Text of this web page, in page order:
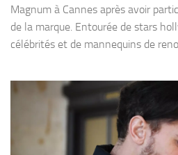
Magnum à Cannes après avoir
de la marque. Entourée de stars
célébrités et de mannequins de